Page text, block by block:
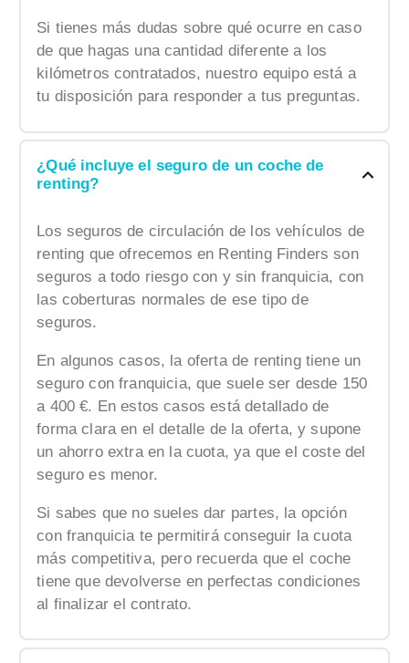
Si tienes más dudas sobre qué ocurre en caso
de que hagas una cantidad diferente a los
kilómetros contratados, nuestro equipo está a
tu disposición para responder a tus preguntas.
¿Qué incluye el seguro de un coche de
renting?
Los seguros de circulación de los vehículos de
renting que ofrecemos en Renting Finders son
seguros a todo riesgo con y sin franquicia, con
las coberturas normales de ese tipo de
seguros.
En algunos casos, la oferta de renting tiene un
seguro con franquicia, que suele ser desde 150
a 400 €. En estos casos está detallado de
forma clara en el detalle de la oferta, y supone
un ahorro extra en la cuota, ya que el coste del
seguro es menor.
Si sabes que no sueles dar partes, la opción
con franquicia te permitirá conseguir la cuota
más competitiva, pero recuerda que el coche
tiene que devolverse en perfectas condiciones
al finalizar el contrato.